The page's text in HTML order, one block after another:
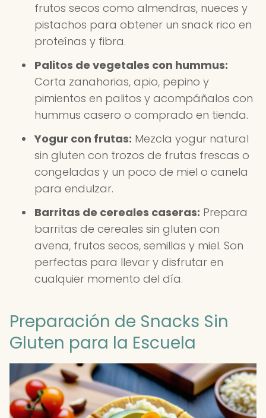
frutos secos como almendras, nueces y
pistachos para obtener un snack rico en
proteínas y fibra.
Palitos de vegetales con hummus:
Corta zanahorias, apio, pepino y
pimientos en palitos y acompáñalos con
hummus casero o comprado en tienda.
Yogur con frutas: Mezcla yogur natural
sin gluten con trozos de frutas frescas o
congeladas y un poco de miel o canela
para endulzar.
Barritas de cereales caseras: Prepara
barritas de cereales sin gluten con
avena, frutos secos, semillas y miel. Son
perfectas para llevar y disfrutar en
cualquier momento del día.
Preparación de Snacks Sin
Gluten para la Escuela